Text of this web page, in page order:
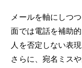
メールを軸にしつ
面では電話を補助
人を否定しない表
さらに、宛名ミス